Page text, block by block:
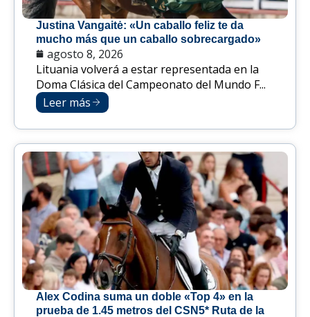
Justina Vangaitė: «Un caballo feliz te da
mucho más que un caballo sobrecargado»
agosto 8, 2026
Lituania volverá a estar representada en la
Doma Clásica del Campeonato del Mundo F...
Leer más
Alex Codina suma un doble «Top 4» en la
prueba de 1.45 metros del CSN5* Ruta de la